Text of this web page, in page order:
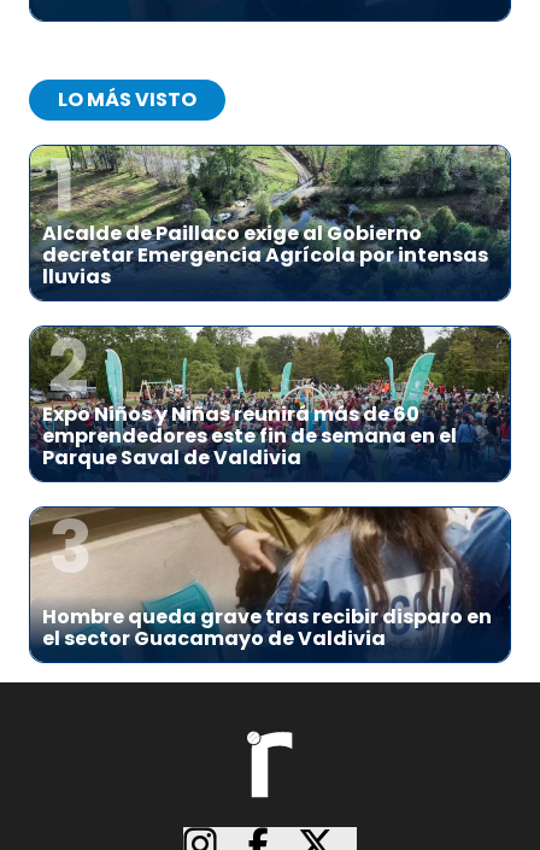
LO MÁS VISTO
1
Alcalde de Paillaco exige al Gobierno
decretar Emergencia Agrícola por intensas
lluvias
2
Expo Niños y Niñas reunirá más de 60
emprendedores este fin de semana en el
Parque Saval de Valdivia
3
Hombre queda grave tras recibir disparo en
el sector Guacamayo de Valdivia